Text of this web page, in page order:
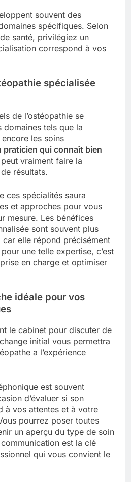
souvent des
spécifiques. Selon
santé, privilégiez un
correspond à vos
spécialisée
de l’ostéopathie se
domaines tels que la
les soins
praticien qui connaît bien
peut vraiment faire la
résultats.
ces spécialités saura
et approches pour vous
mesure. Les bénéfices
sont souvent plus
car elle répond précisément
une telle expertise, c’est
en charge et optimiser
idéale pour vos
le cabinet pour discuter de
initial vous permettra
a l’expérience
est souvent
d’évaluer si son
à vos attentes et à votre
pourrez poser toutes
un aperçu du type de soin
est la clé
qui vous convient le